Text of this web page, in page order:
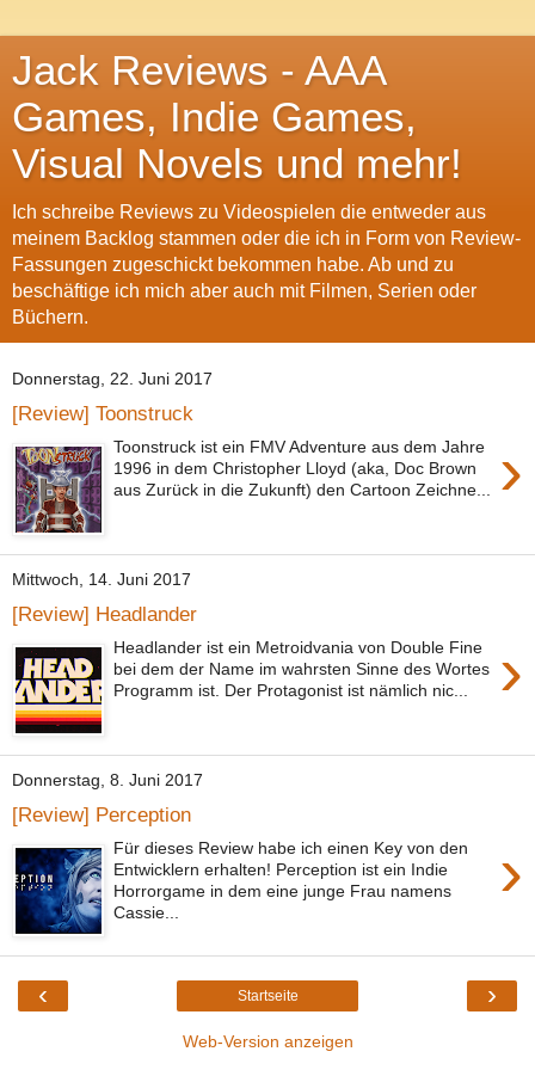
Jack Reviews - AAA
Games, Indie Games,
Visual Novels und mehr!
Ich schreibe Reviews zu Videospielen die entweder aus
meinem Backlog stammen oder die ich in Form von Review-
Fassungen zugeschickt bekommen habe. Ab und zu
beschäftige ich mich aber auch mit Filmen, Serien oder
Büchern.
Donnerstag, 22. Juni 2017
[Review] Toonstruck
›
Toonstruck ist ein FMV Adventure aus dem Jahre
1996 in dem Christopher Lloyd (aka, Doc Brown
aus Zurück in die Zukunft) den Cartoon Zeichne...
Mittwoch, 14. Juni 2017
[Review] Headlander
›
Headlander ist ein Metroidvania von Double Fine
bei dem der Name im wahrsten Sinne des Wortes
Programm ist. Der Protagonist ist nämlich nic...
Donnerstag, 8. Juni 2017
[Review] Perception
›
Für dieses Review habe ich einen Key von den
Entwicklern erhalten! Perception ist ein Indie
Horrorgame in dem eine junge Frau namens
Cassie...
‹ ›
Startseite
Web-Version anzeigen